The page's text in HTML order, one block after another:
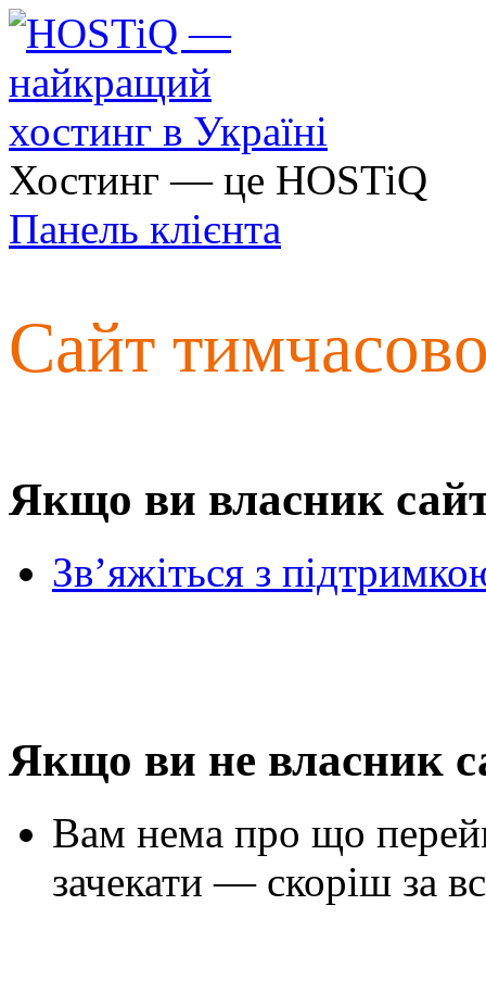
Хостинг — це HOSTiQ
Панель клієнта
Сайт
Якщо ви власник
Зв’яжіться з
Якщо ви не власник
Вам нема про що
зачекати — скоріш за